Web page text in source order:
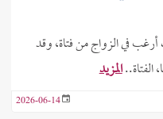
في الزواج من فتاة، وقد
المزيد
2026-06-14